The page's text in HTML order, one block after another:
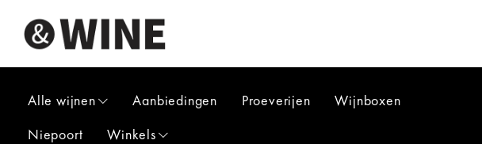
Alle wijnen Aanbiedingen Proeverijen
Wijnboxen
Niepoort
Winkels